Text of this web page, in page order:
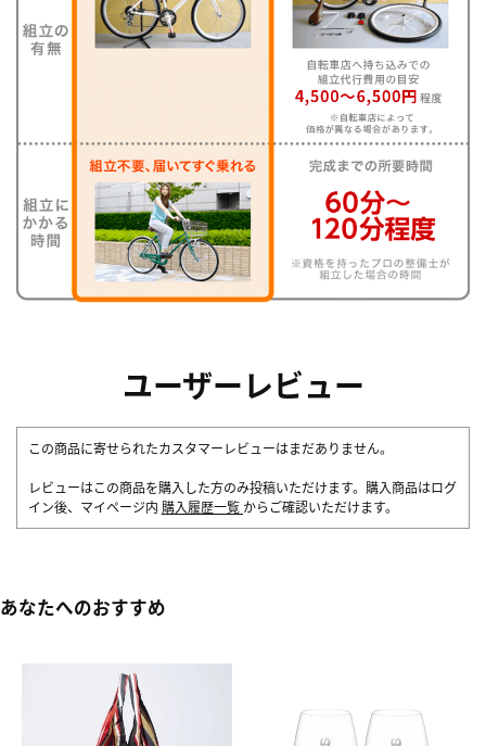
ユーザーレビュー
この商品に寄せられたカスタマーレビューはまだありません。
レビューはこの商品を購入した方のみ投稿いただけます。購入商品はログ
イン後、マイページ内 購入履歴一覧 からご確認いただけます。
あなたへのおすすめ